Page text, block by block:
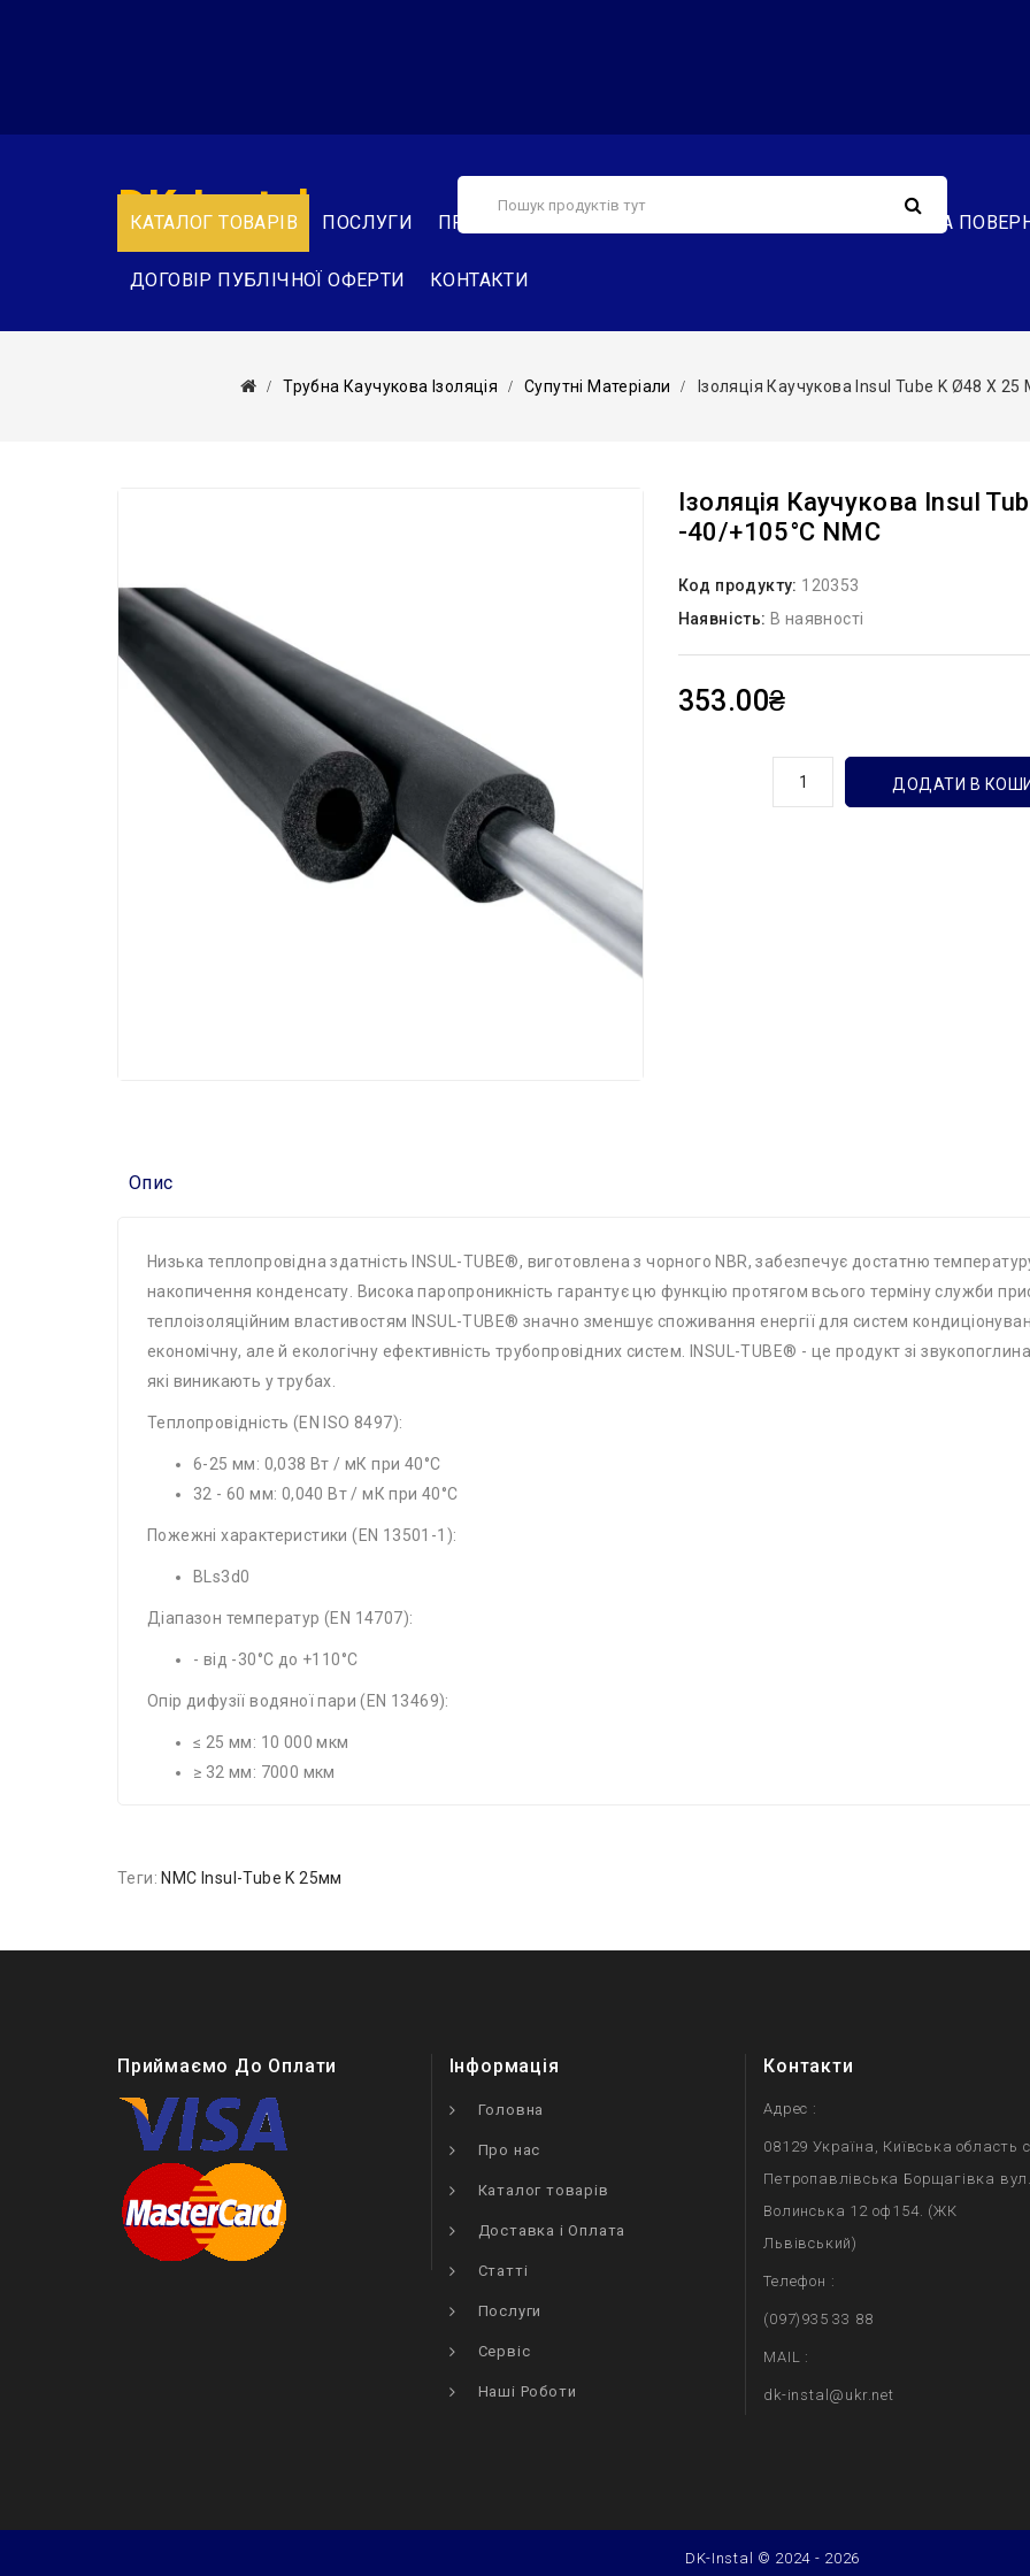
КАТАЛОГ ТОВАРІВ ПОСЛУГИ ПРО НАС ОБМІН ТА
ДОГОВІР ПУБЛІЧНОЇ ОФЕРТИ КОНТАКТИ
DK-Instal
Трубна Каучукова Ізоляція Супутні Матеріали Ізоляція Каучукова Insul Tube K Ø48 X
Ізоляція Каучукова Insul
-40/+105°С NMC
Код продукту: 120353
Наявність: В наявності
353.00₴
ДОДАТИ В
Опис
Низька теплопровідна здатність INSUL-TUBE®, виготовлена ​​з чорного NBR, забезпечує достатню
накопичення конденсату. Висока паропроникність гарантує цю функцію протягом всього терміну служби
теплоізоляційним властивостям INSUL-TUBE® значно зменшує споживання енергії для систем
економічну, але й екологічну ефективність трубопровідних систем. INSUL-TUBE® - це продукт зі
які виникають у трубах.
Теплопровідність (EN ISO 8497):
6-25 мм: 0,038 Вт / мК при 40°C
32 - 60 мм: 0,040 Вт / мК при 40°C
Пожежні характеристики (EN 13501-1):
BLs3d0
Діапазон температур (EN 14707):
- від -30°C до +110°C
Опір дифузії водяної пари (EN 13469):
≤ 25 мм: 10 000 мкм
≥ 32 мм: 7000 мкм
Теги: NMC Insul-Tube K 25мм
Приймаємо До Оплати Інформація
Головна
Про нас
Каталог товарів
Доставка і Оплата
Статті
Послуги
Сервіс
Наші Роботи
Контакти
Адрес :
08129 Україна, Київська область
Петропавлівська Борщагівка
Волинська 12 оф154. (ЖК
Львівський)
Телефон :
(097)935 33 88
MAIL :
dk-instal@ukr.net
DK-Instal © 2024 - 2026